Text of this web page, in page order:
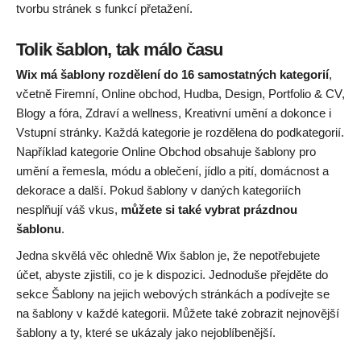
tvorbu stránek s funkcí přetažení.
Tolik šablon, tak málo času
Wix má šablony rozdělení do 16 samostatných kategorií,
včetně Firemní, Online obchod, Hudba, Design, Portfolio & CV,
Blogy a fóra, Zdraví a wellness, Kreativní umění a dokonce i
Vstupní stránky. Každá kategorie je rozdělena do podkategorií.
Například kategorie Online Obchod obsahuje šablony pro
umění a řemesla, módu a oblečení, jídlo a pití, domácnost a
dekorace a další. Pokud šablony v daných kategoriích
nesplňují váš vkus, můžete si také vybrat prázdnou
šablonu.
Jedna skvělá věc ohledně Wix šablon je, že nepotřebujete
účet, abyste zjistili, co je k dispozici. Jednoduše přejděte do
sekce Šablony na jejich webových stránkách a podívejte se
na šablony v každé kategorii. Můžete také zobrazit nejnovější
šablony a ty, které se ukázaly jako nejoblíbenější.